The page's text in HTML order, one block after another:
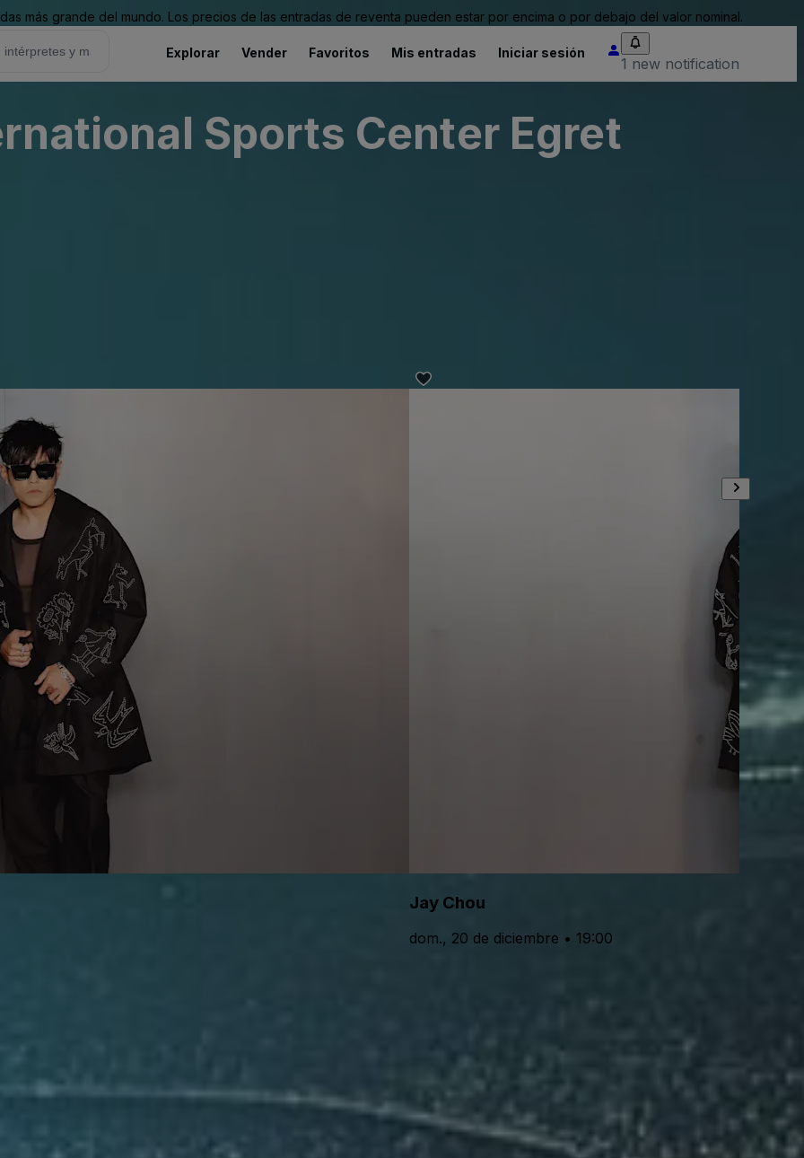
más grande del mundo. Los precios de las entradas de reventa pueden estar por encima o por debajo del valor nominal.
Explorar Vender Favoritos Mis entradas Iniciar sesión
1 new notification
Sports Center Egret
Jay Chou
dom., 20 de diciembre • 19:00